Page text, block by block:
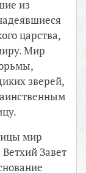
из
царства,
Мир
зверей,
мир
Завет